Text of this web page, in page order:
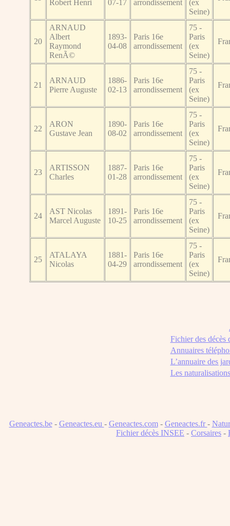
Robert Henri 07-17 arrondissement
(ex
Seine)
20
ARNAUD
Albert
Raymond
RenÃ©
1893-
04-08
Paris 16e
arrondissement
75 -
Paris
(ex
Seine)
21
ARNAUD
Pierre Auguste
1886-
02-13
Paris 16e
arrondissement
75 -
Paris
(ex
Seine)
22
ARON
Gustave Jean
1890-
08-02
Paris 16e
arrondissement
75 -
Paris
(ex
Seine)
23
ARTISSON
Charles
1887-
01-28
Paris 16e
arrondissement
75 -
Paris
(ex
Seine)
24
AST Nicolas
Marcel Auguste
1891-
10-25
Paris 16e
arrondissement
75 -
Paris
(ex
Seine)
25
ATALAYA
Nicolas
1881-
04-29
Paris 16e
arrondissement
75 -
Paris
(ex
Seine)
Fichier des décès
Annuaires
L’annuaire des
Les
Geneactes.be- Geneactes.eu - Geneactes.com- Geneactes.fr -
Fichier décès INSEE - Corsaires -